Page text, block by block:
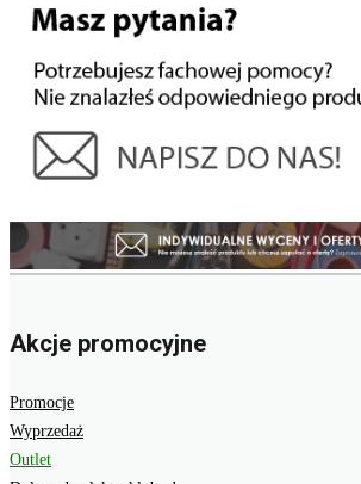
Akcje promocyjne
Promocje
Wyprzedaż
Outlet